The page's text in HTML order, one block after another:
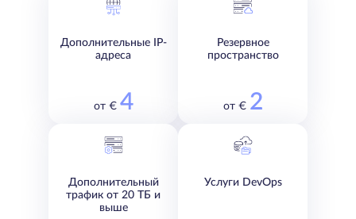
Дополнительные IP-
адреса
от € 4
Резервное
пространство
от € 2
Дополнительный
трафик от 20 ТБ и
выше
Услуги DevOps